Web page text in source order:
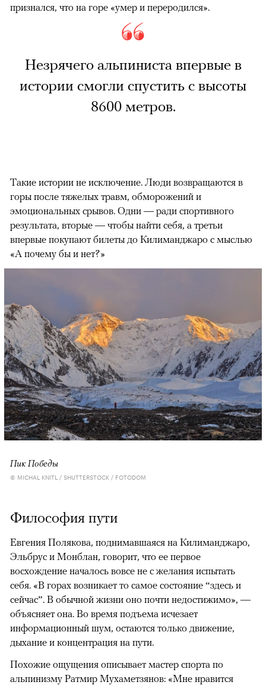
признался, что на горе «умер и переродился».
Незрячего альпиниста впервые в
истории смогли спустить с высоты
8600 метров.
Такие истории не исключение. Люди возвращаются в
горы после тяжелых травм, обморожений и
эмоциональных срывов. Одни — ради спортивного
результата, вторые — чтобы найти себя, а третьи
впервые покупают билеты до Килиманджаро с мыслью
«А почему бы и нет?»
Пик Победы
© MICHAL KNITL / SHUTTERSTOCK / FOTODOM
Философия пути
Евгения Полякова, поднимавшаяся на Килиманджаро,
Эльбрус и Монблан, говорит, что ее первое
восхождение началось вовсе не с желания испытать
себя. «В горах возникает то самое состояние “здесь и
сейчас”. В обычной жизни оно почти недостижимо», —
объясняет она. Во время подъема исчезает
информационный шум, остаются только движение,
дыхание и концентрация на пути.
Похожие ощущения описывает мастер спорта по
альпинизму Ратмир Мухаметзянов: «Мне нравится